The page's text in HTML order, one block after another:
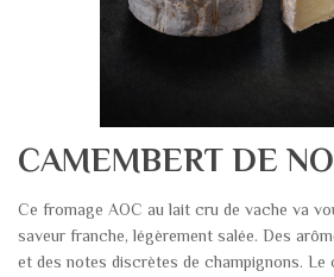
CAMEMBERT DE
Ce fromage AOC au lait cru de vache va
saveur franche, légèrement salée. Des
et des notes discrètes de champignons. Le